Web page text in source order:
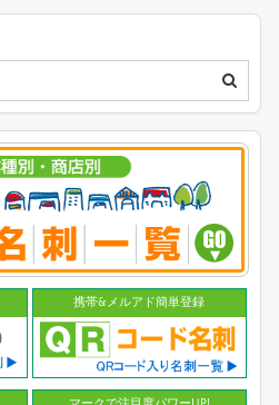
携帯&メルアド簡単登録